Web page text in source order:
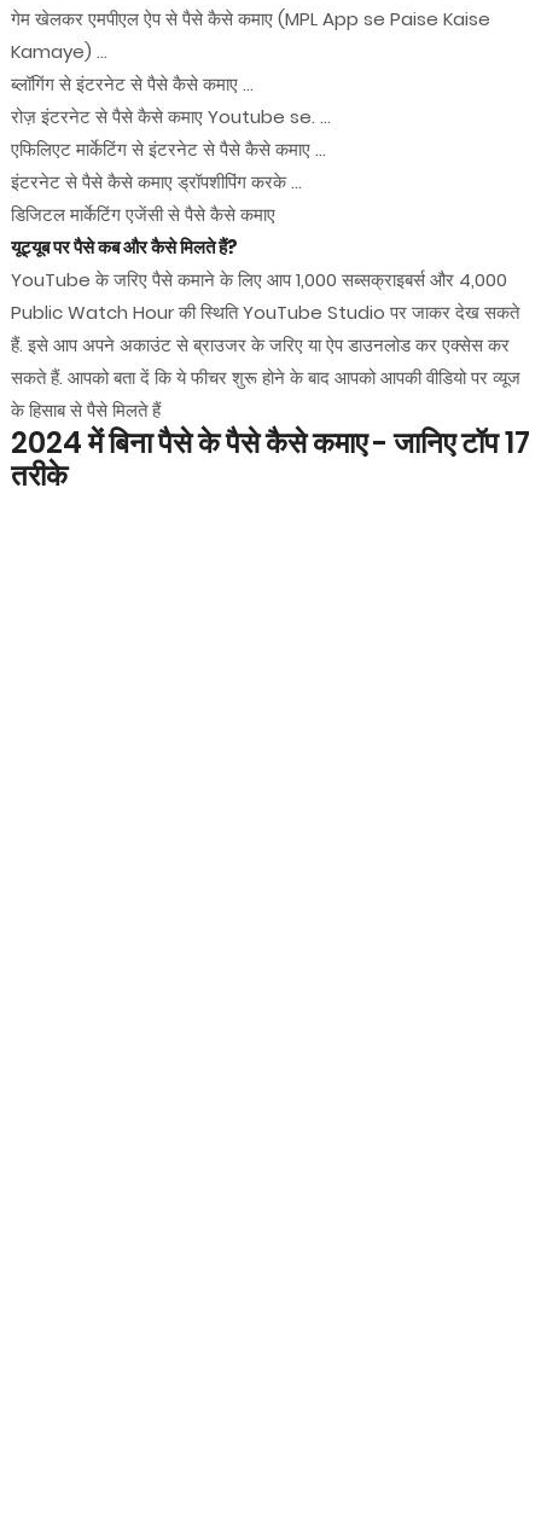
गेम खेलकर एमपीएल ऐप से पैसे कैसे कमाए (MPL App se Paise Kaise
Kamaye) ...
ब्लॉगिंग से इंटरनेट से पैसे कैसे कमाए ...
रोज़ इंटरनेट से पैसे कैसे कमाए Youtube se. ...
एफिलिएट मार्केटिंग से इंटरनेट से पैसे कैसे कमाए ...
इंटरनेट से पैसे कैसे कमाए ड्रॉपशीपिंग करके ...
डिजिटल मार्केटिंग एजेंसी से पैसे कैसे कमाए
यूट्यूब पर पैसे कब और कैसे मिलते हैं?
YouTube के जरिए पैसे कमाने के लिए आप 1,000 सब्सक्राइबर्स और 4,000
Public Watch Hour की स्थिति YouTube Studio पर जाकर देख सकते
हैं. इसे आप अपने अकाउंट से ब्राउजर के जरिए या ऐप डाउनलोड कर एक्सेस कर
सकते हैं. आपको बता दें कि ये फीचर शुरू होने के बाद आपको आपकी वीडियो पर व्यूज
के हिसाब से पैसे मिलते हैं
2024 में बिना पैसे के पैसे कैसे कमाए - जानिए टॉप 17
तरीके